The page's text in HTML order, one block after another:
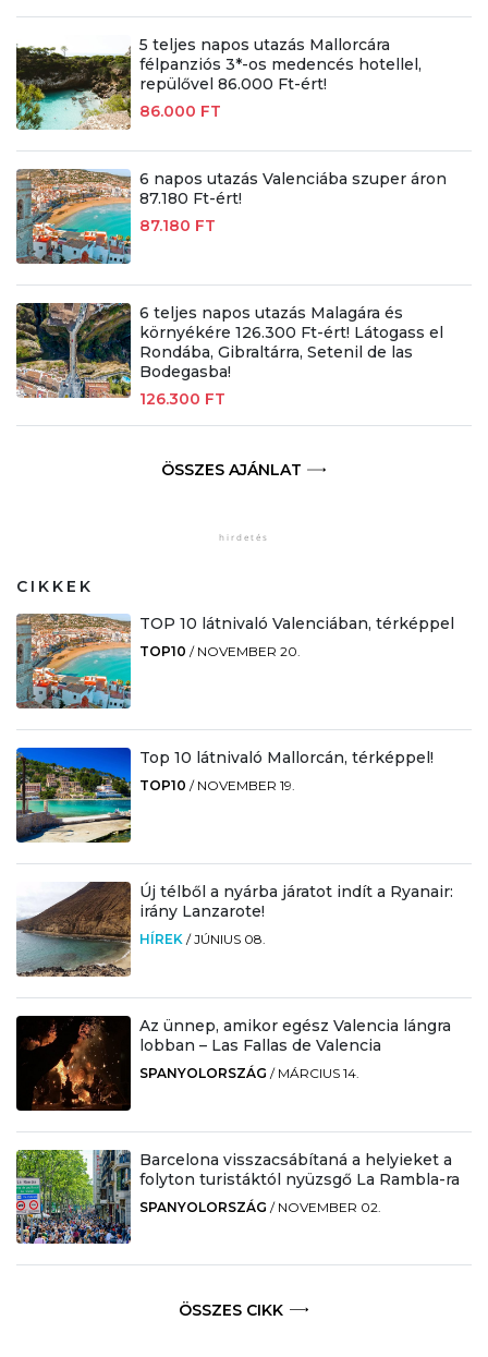
5 teljes napos utazás Mallorcára
félpanziós 3*-os medencés hotellel,
repülővel 86.000 Ft-ért!
86.000 FT
6 napos utazás Valenciába szuper áron
87.180 Ft-ért!
87.180 FT
6 teljes napos utazás Malagára és
környékére 126.300 Ft-ért! Látogass el
Rondába, Gibraltárra, Setenil de las
Bodegasba!
126.300 FT
ÖSSZES AJÁNLAT
CIKKEK
TOP 10 látnivaló Valenciában, térképpel
TOP10 / NOVEMBER 20.
Top 10 látnivaló Mallorcán, térképpel!
TOP10 / NOVEMBER 19.
Új télből a nyárba járatot indít a Ryanair:
irány Lanzarote!
HÍREK /JÚNIUS 08.
Az ünnep, amikor egész Valencia lángra
lobban – Las Fallas de Valencia
SPANYOLORSZÁG / MÁRCIUS 14.
Barcelona visszacsábítaná a helyieket a
folyton turistáktól nyüzsgő La Rambla-ra
SPANYOLORSZÁG / NOVEMBER 02.
ÖSSZES CIKK